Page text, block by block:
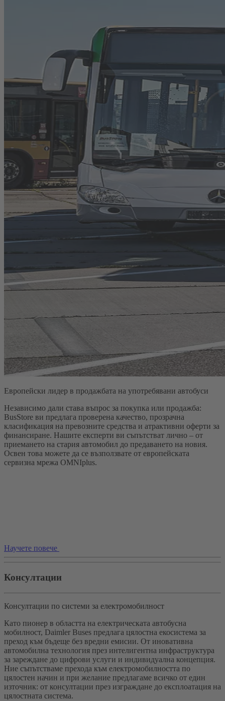
Европейски лидер в продажбата на употребявани автобуси
Независимо дали става въпрос за покупка или продажба:
BusStore ви предлага проверена качество, прозрачна
класификация на превозните средства и атрактивни оферти за
финансиране. Нашите експерти ви съпътстват лично – от
приемането на стария автомобил до предаването на новия.
Освен това можете да се възползвате от европейската
сервизна мрежа OMNIplus.
Научете повече
Консултации
Консултации по системи за електромобилност
Като пионер в областта на електрическата автобусна
мобилност, Daimler Buses предлага цялостна екосистема за
преход към бъдеще без вредни емисии. От иновативна
автомобилна технология през интелигентна инфраструктура
за зареждане до цифрови услуги и индивидуална концепция.
Ние съпътстваме прехода към електромобилността по
цялостен начин и при желание предлагаме всичко от един
източник: от консултации през изграждане до експлоатация на
цялостната система.